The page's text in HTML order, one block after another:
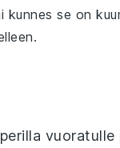
se on